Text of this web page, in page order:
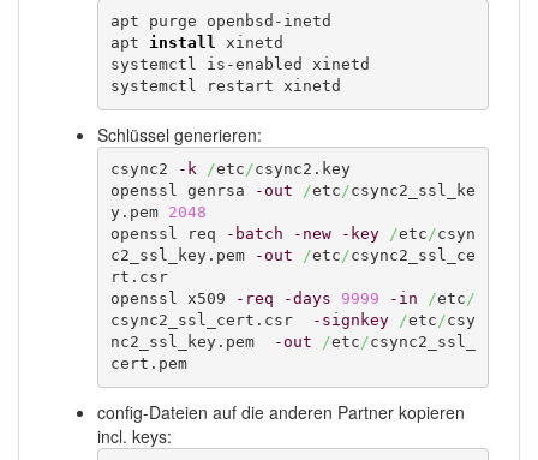
apt purge openbsd-inetd
apt install xinetd
systemctl is-enabled xinetd
systemctl restart xinetd
Schlüssel generieren:
csync2 -k /etc/csync2.key
openssl genrsa
-out /etc/csync2_ssl_ke
y.pem 2048
openssl req
-batch -new -key /etc/csyn
c2_ssl_key.pem
-out /etc/csync2_ssl_ce
rt.csr
openssl x509
-req -days 9999 -in /etc/
csync2_ssl_cert.csr
-signkey /etc/csy
nc2_ssl_key.pem
-out /etc/csync2_ssl_
cert.pem
config-Dateien auf die anderen Partner kopieren
incl. keys: